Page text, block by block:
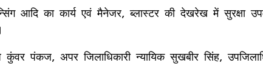
आदि का कार्य एवं मैनेजर, ब्लास्टर की देखरेख में सुरक्षा
पंकज, अपर जिलाधिकारी न्यायिक सुखबीर सिंह,